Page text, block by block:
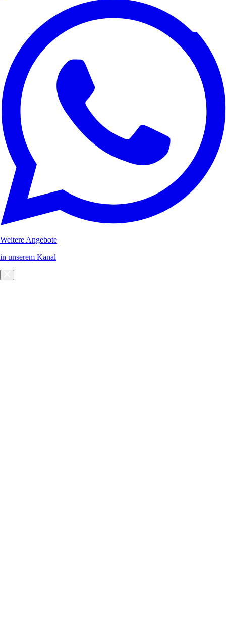
Weitere Angebote
in unserem Kanal